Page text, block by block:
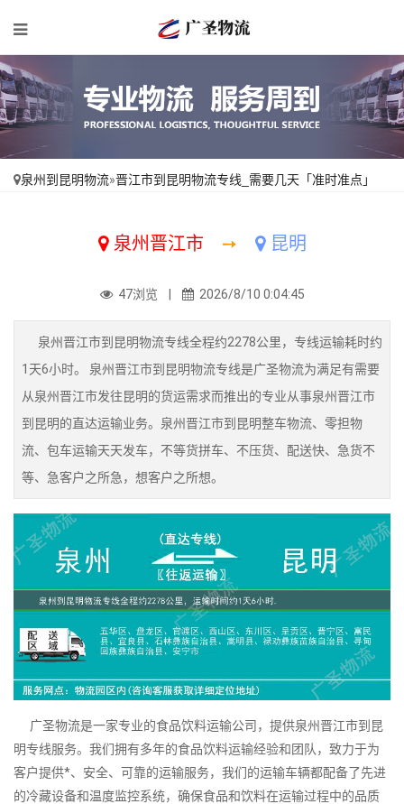
泉州到昆明物流»晋江市到昆明物流专线_需要几天「准时准点」
泉州晋江市 ➙ 昆明
47浏览 | 2026/8/10 0:04:45
泉州晋江市到昆明物流专线全程约2278公里，专线运输耗时约
1天6小时。 泉州晋江市到昆明物流专线是广圣物流为满足有需要
从泉州晋江市发往昆明的货运需求而推出的专业从事泉州晋江市
到昆明的直达运输业务。泉州晋江市到昆明整车物流、零担物
流、包车运输天天发车，不等货拼车、不压货、配送快、急货不
等、急客户之所急，想客户之所想。
广圣物流是一家专业的食品饮料运输公司，提供泉州晋江市到昆
明专线服务。我们拥有多年的食品饮料运输经验和团队，致力于为
客户提供*、安全、可靠的运输服务，我们的运输车辆都配备了先进
的冷藏设备和温度监控系统，确保食品和饮料在运输过程中的品质